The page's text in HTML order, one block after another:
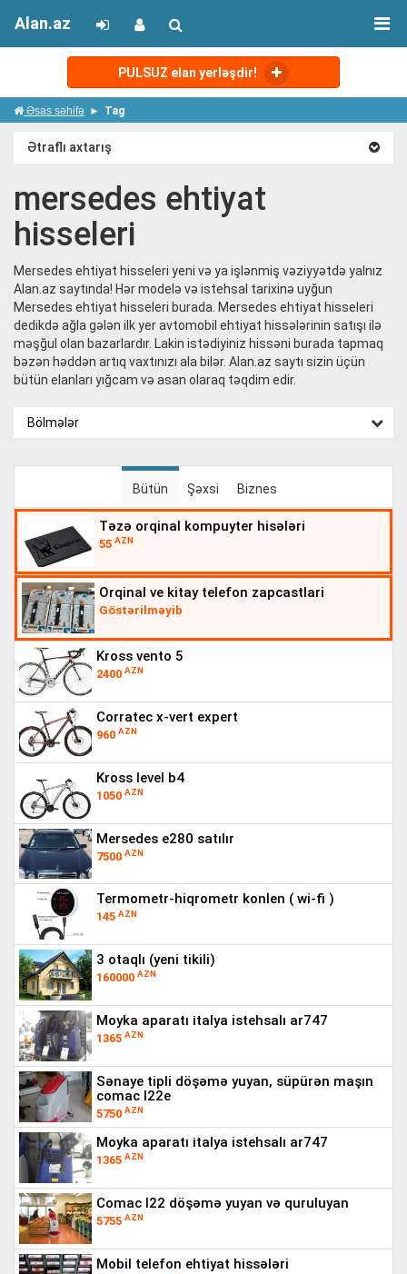
PULSUZ elan yerləşdir!
Alan.az
Əsas səhifə Tag
Ətraflı axtarış
mersedes ehtiyat
hisseleri
Mersedes ehtiyat hisseleri yeni və ya işlənmiş vəziyyətdə yalnız
Alan.az saytında! Hər modelə və istehsal tarixinə uyğun
Mersedes ehtiyat hisseleri burada. Mersedes ehtiyat hisseleri
dedikdə ağla gələn ilk yer avtomobil ehtiyat hissələrinin satışı ilə
məşğul olan bazarlardır. Lakin istədiyiniz hissəni burada tapmaq
bəzən həddən artıq vaxtınızı ala bilər. Alan.az saytı sizin üçün
bütün elanları yığcam və asan olaraq təqdim edir.
Bölmələr
Bütün Şəxsi Biznes
təzə orqinal kompuyter hisələri
55 AZN
orqinal ve kitay telefon zapcastlari
Göstərilməyib
kross vento 5
2400 AZN
corratec x-vert expert
960 AZN
kross level b4
1050 AZN
mersedes e280 satılır
7500 AZN
termometr-hiqrometr konlen ( wi-fi )
145 AZN
3 otaqlı (yeni tikili)
160000 AZN
moyka aparatı i̇talya istehsalı ar747
1365 AZN
sənaye tipli döşəmə yuyan, süpürən maşın
comac l22e
5750 AZN
moyka aparatı i̇talya istehsalı ar747
1365 AZN
comac l22 döşəmə yuyan və quruluyan
5755 AZN
mobil telefon ehtiyat hissələri